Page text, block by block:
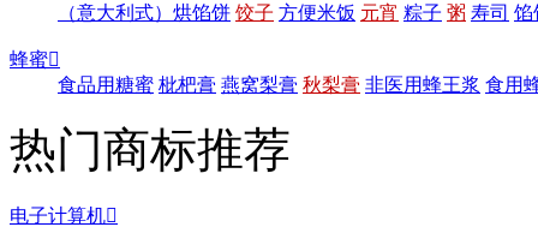
（意大利式）烘馅饼 饺子 方便米饭 元宵 粽子 粥 寿司 馅
蜂蜜
食品用糖蜜 枇杷膏 燕窝梨膏 秋梨膏 非医用蜂王浆 食用
热门商标推荐
电子计算机